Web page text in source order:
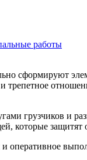
работы
сформируют
трепетное
грузчиков и
защитят
оперативное